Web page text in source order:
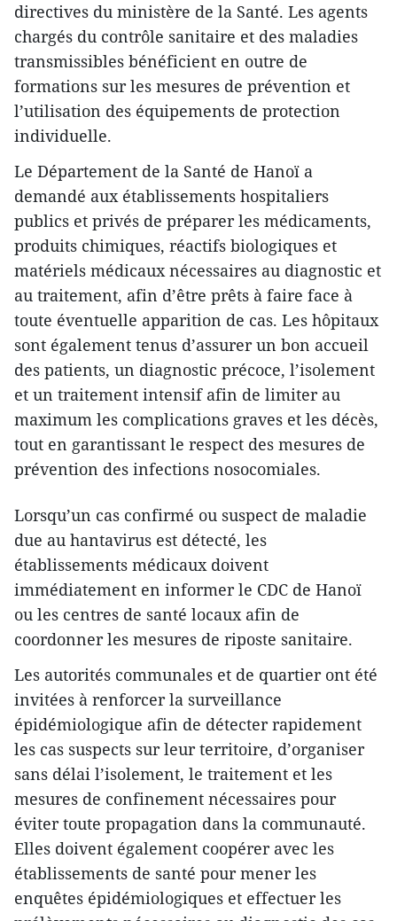
directives du ministère de la Santé. Les agents
chargés du contrôle sanitaire et des maladies
transmissibles bénéficient en outre de
formations sur les mesures de prévention et
l’utilisation des équipements de protection
individuelle.
Le Département de la Santé de Hanoï a
demandé aux établissements hospitaliers
publics et privés de préparer les médicaments,
produits chimiques, réactifs biologiques et
matériels médicaux nécessaires au diagnostic et
au traitement, afin d’être prêts à faire face à
toute éventuelle apparition de cas. Les hôpitaux
sont également tenus d’assurer un bon accueil
des patients, un diagnostic précoce, l’isolement
et un traitement intensif afin de limiter au
maximum les complications graves et les décès,
tout en garantissant le respect des mesures de
prévention des infections nosocomiales.
Lorsqu’un cas confirmé ou suspect de maladie
due au hantavirus est détecté, les
établissements médicaux doivent
immédiatement en informer le CDC de Hanoï
ou les centres de santé locaux afin de
coordonner les mesures de riposte sanitaire.
Les autorités communales et de quartier ont été
invitées à renforcer la surveillance
épidémiologique afin de détecter rapidement
les cas suspects sur leur territoire, d’organiser
sans délai l’isolement, le traitement et les
mesures de confinement nécessaires pour
éviter toute propagation dans la communauté.
Elles doivent également coopérer avec les
établissements de santé pour mener les
enquêtes épidémiologiques et effectuer les